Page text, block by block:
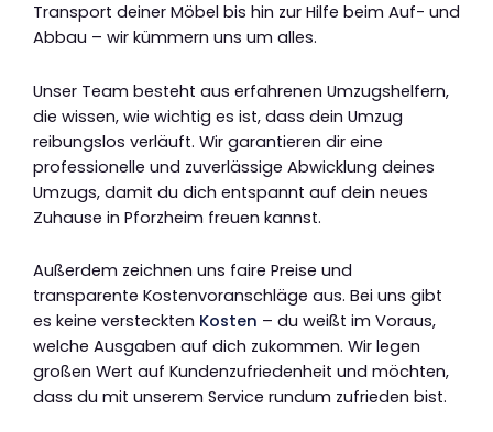
Transport deiner Möbel bis hin zur Hilfe beim Auf- und
Abbau – wir kümmern uns um alles.
Unser Team besteht aus erfahrenen Umzugshelfern,
die wissen, wie wichtig es ist, dass dein Umzug
reibungslos verläuft. Wir garantieren dir eine
professionelle und zuverlässige Abwicklung deines
Umzugs, damit du dich entspannt auf dein neues
Zuhause in Pforzheim freuen kannst.
Außerdem zeichnen uns faire Preise und
transparente Kostenvoranschläge aus. Bei uns gibt
es keine versteckten Kosten – du weißt im Voraus,
welche Ausgaben auf dich zukommen. Wir legen
großen Wert auf Kundenzufriedenheit und möchten,
dass du mit unserem Service rundum zufrieden bist.